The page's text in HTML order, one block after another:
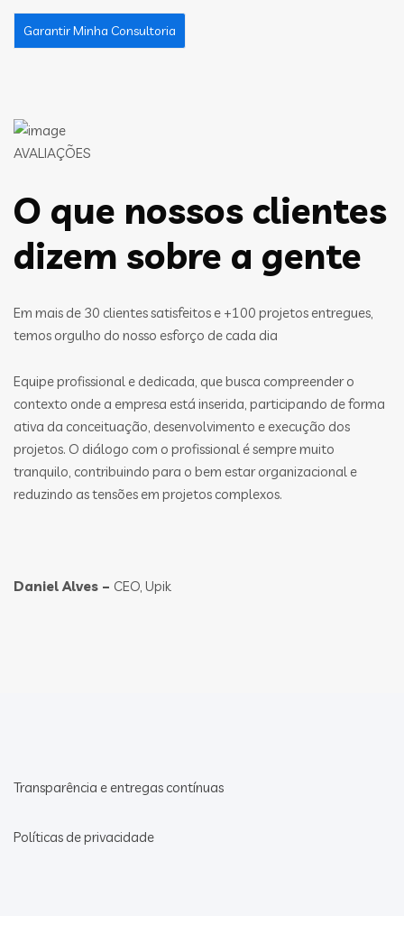
AVALIAÇÕES
O que nossos clientes
dizem sobre a gente
Em mais de 30 clientes satisfeitos e +100 projetos entregues,
temos orgulho do nosso esforço de cada dia
Equipe profissional e dedicada, que busca compreender o
contexto onde a empresa está inserida, participando de forma
ativa da conceituação, desenvolvimento e execução dos
projetos. O diálogo com o profissional é sempre muito
tranquilo, contribuindo para o bem estar organizacional e
reduzindo as tensões em projetos complexos.
Daniel Alves – CEO, Upik
Transparência e entregas contínuas
Políticas de privacidade